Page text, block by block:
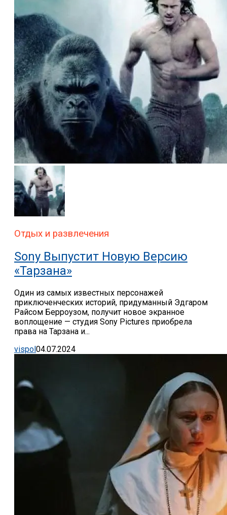
Отдых и развлечения
Sony Выпустит Новую Версию
«Тарзана»
Один из самых известных персонажей
приключенческих историй, придуманный Эдгаром
Райсом Берроузом, получит новое экранное
воплощение — студия Sony Pictures приобрела
права на Тарзана и...
vispol04.07.2024